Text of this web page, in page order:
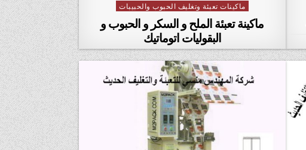
Posted in
ماكينات تعبئة وتغليف الحبوب والحبيبات
ماكينة تعبئة الملح و السكر و الحبوب و
البقوليات اتوماتيك